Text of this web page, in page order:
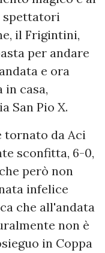
spettatori
il Frigintini,
per andare
e ora
in casa,
San Pio X.
tornato da Aci
sconfitta, 6-0,
però non
infelice
che all'andata
non è
in Coppa